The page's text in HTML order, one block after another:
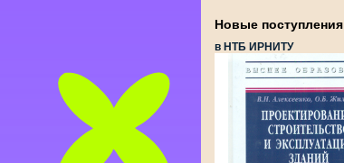
Новые поступления
в НТБ ИРНИТУ